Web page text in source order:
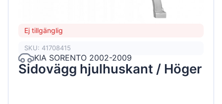
Ej tillgänglig
SKU: 41708415
KIA SORENTO 2002-2009
Sidovägg hjulhuskant / Höger